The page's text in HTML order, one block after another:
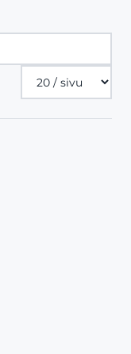
Tuotteita
sivulla